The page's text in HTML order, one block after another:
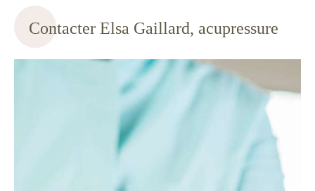
Contacter Elsa Gaillard, acupressure